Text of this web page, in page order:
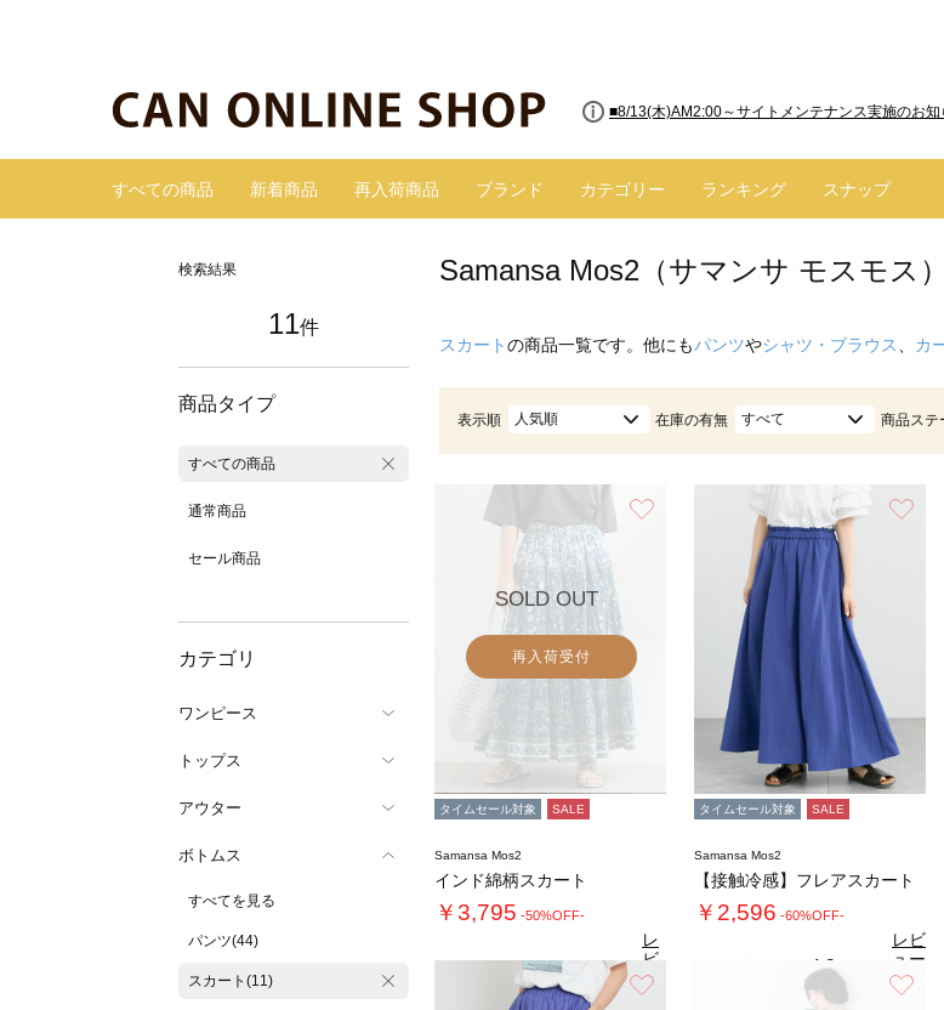
■8/13(木)AM2:00～サイトメンテナンス実施のお知
すべての商品 新着商品 再入荷商品 ブランド カテゴリー ランキング スナップ
検索結果
11件
商品タイプ
すべての商品
通常商品
セール商品
カテゴリ
ワンピース
トップス
アウター
ボトムス
すべてを見る
パンツ(44)
スカート(11)
Samansa Mos2（サマンサ モスモス
スカートの商品一覧です。他にもパンツやシャツ・ブラウス カ
表示順 人気順 在庫の有無 すべて 商品ステ
SOLD OUT
再入荷受付
タイムセール対象 SALE
Samansa Mos2
インド綿柄スカート
￥3,795 -50%OFF-
4.4（19）
レ
ビ
ュ
ー
タイムセール対象 SALE
Samansa Mos2
【接触冷感】フレアスカート
￥2,596 -60%OFF-
4.2（6）
レビ
ュー
を見
る